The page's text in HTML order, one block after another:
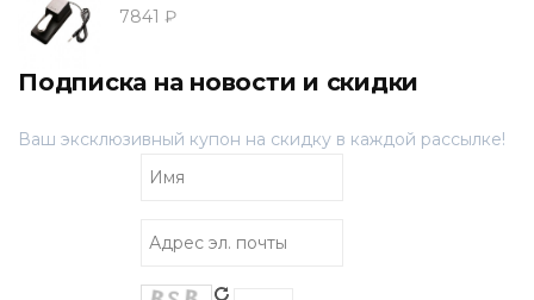
7841 ₽
Подписка на новости и скидки
Ваш эксклюзивный купон на скидку в каждой рассылке!